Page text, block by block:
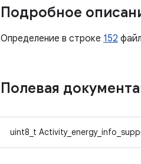
Подробное
Определение в строке 152
Полевая
uint8_t